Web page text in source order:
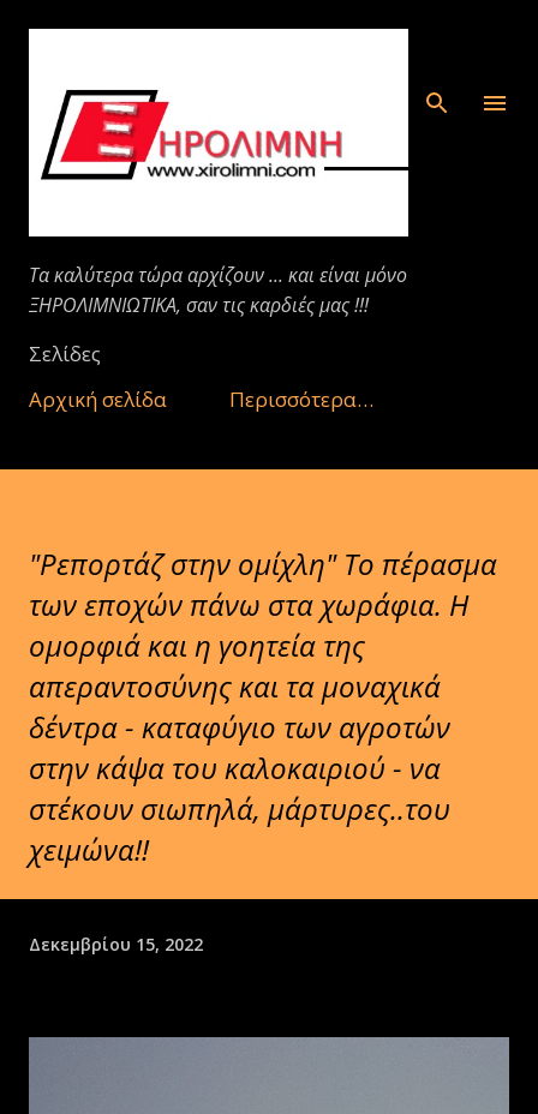
Μετάβαση στο κύριο περιεχόμενο
Τα καλύτερα τώρα αρχίζουν ... και είναι μόνο
ΞΗΡΟΛΙΜΝΙΩΤΙΚΑ, σαν τις καρδιές μας !!!
Σελίδες
Αρχική σελίδα
Περισσότερα…
"Ρεπορτάζ στην ομίχλη" Το πέρασμα
των εποχών πάνω στα χωράφια. Η
ομορφιά και η γοητεία της
απεραντοσύνης και τα μοναχικά
δέντρα - καταφύγιο των αγροτών
στην κάψα του καλοκαιριού - να
στέκουν σιωπηλά, μάρτυρες..του
χειμώνα!!
Δεκεμβρίου 15, 2022